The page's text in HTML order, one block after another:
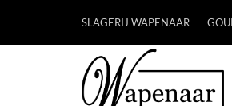
inhoud
SLAGERIJ WAPENAAR